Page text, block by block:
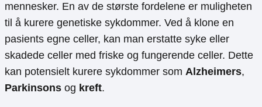
mennesker. En av de største fordelene er muligheten
til å kurere genetiske sykdommer. Ved å klone en
pasients egne celler, kan man erstatte syke eller
skadede celler med friske og fungerende celler. Dette
kan potensielt kurere sykdommer som Alzheimers,
Parkinsons og kreft.